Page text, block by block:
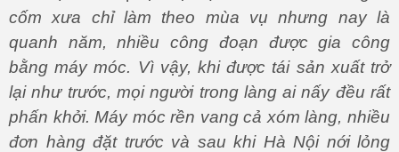
cốm xưa chỉ làm theo mùa vụ nhưng nay là
quanh năm, nhiều công đoạn được gia công
bằng máy móc. Vì vậy, khi được tái sản xuất trở
lại như trước, mọi người trong làng ai nấy đều rất
phấn khởi. Máy móc rền vang cả xóm làng, nhiều
đơn hàng đặt trước và sau khi Hà Nội nới lỏng